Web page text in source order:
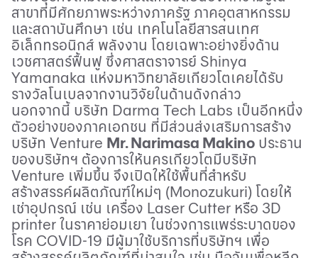
สาขาที่มีศักยภาพระหว่างภาครัฐ ภาคอุตสาหกรรม
และสถาบันศึกษา เช่น เทคโนโลยีสารสนเทศ
อิเล็กทรอนิกส์ พลังงาน โดยเฉพาะอย่างยิ่งด้าน
เวชศาสตร์ฟื้นฟู ซึ่งศาสตราจารย์ Shinya
Yamanaka แห่งมหาวิทยาลัยเกียวโตเคยได้รับ
รางวัลโนเบลจากงานวิจัยในด้านดังกล่าว
นอกจากนี้ บริษัท Darma Tech Labs เป็นอีกหนึ่ง
ตัวอย่างของภาคเอกชน ที่มีส่วนส่งเสริมการสร้าง
บริษัท Venture Mr. Narimasa Makino ประธาน
ของบริษัทฯ ต้องการให้นครเกียวโตมีบริษัท
Venture เพิ่มขึ้น จึงเปิดให้ใช้พื้นที่สำหรับ
สร้างสรรค์ผลิตภัณฑ์ใหม่ๆ (Monozukuri) โดยให้
เช่าอุปกรณ์ เช่น เครื่อง Laser Cutter หรือ 3D
printer ในราคาย่อมเยา ในช่วงการแพร่ระบาดของ
โรค COVID-19 มีผู้มาใช้บริการที่บริษัทฯ เพื่อ